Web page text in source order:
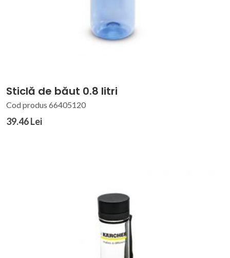
Sticlă de băut 0.8 litri
Cod produs 66405120
39.46 Lei